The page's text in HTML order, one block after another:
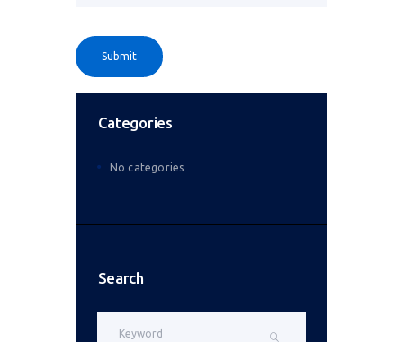
Categories
No categories
Search